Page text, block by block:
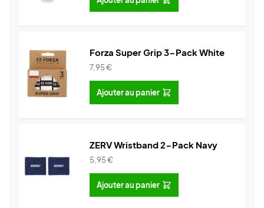
Forza Super Grip 3-Pack White
7,95€
Ajouter au panier
ZERV Wristband 2-Pack Navy
5,95€
Ajouter au panier